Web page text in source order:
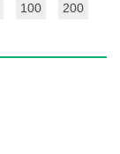
100 200